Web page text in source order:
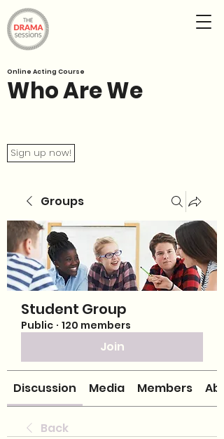
Who Are We
Online Acting Course
Sign up now!
Groups
Student Group
Public · 120 members
Join
Discussion Media Members
Back